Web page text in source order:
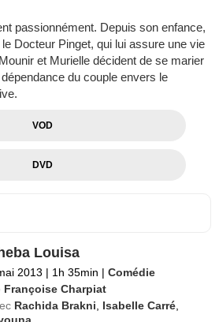
passionnément. Depuis son enfance,
Docteur Pinget, qui lui assure une vie
et Murielle décident de se marier
du couple envers le
VOD
DVD
Louisa
2013 | 1h 35min | Comédie
Françoise Charpiat
Rachida Brakni Isabelle Carré